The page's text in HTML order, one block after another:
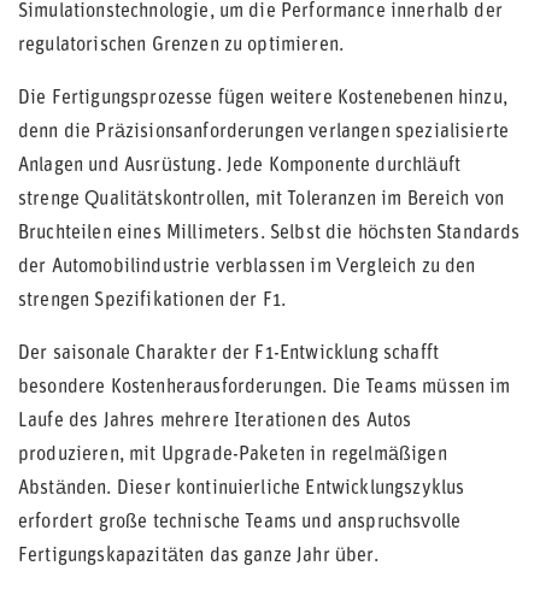
Simulationstechnologie, um die Performance innerhalb der
regulatorischen Grenzen zu optimieren.
Die Fertigungsprozesse fügen weitere Kostenebenen hinzu,
denn die Präzisionsanforderungen verlangen spezialisierte
Anlagen und Ausrüstung. Jede Komponente durchläuft
strenge Qualitätskontrollen, mit Toleranzen im Bereich von
Bruchteilen eines Millimeters. Selbst die höchsten Standards
der Automobilindustrie verblassen im Vergleich zu den
strengen Spezifikationen der F1.
Der saisonale Charakter der F1-Entwicklung schafft
besondere Kostenherausforderungen. Die Teams müssen im
Laufe des Jahres mehrere Iterationen des Autos
produzieren, mit Upgrade-Paketen in regelmäßigen
Abständen. Dieser kontinuierliche Entwicklungszyklus
erfordert große technische Teams und anspruchsvolle
Fertigungskapazitäten das ganze Jahr über.